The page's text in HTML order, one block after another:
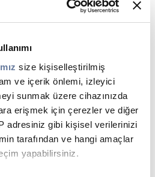
size kişiselleştirilmiş
ve içerik önlemi, izleyici
sunmak üzere cihazınızda
erişmek için çerezler ve diğer
adresiniz gibi kişisel verilerinizi
tarafından ve hangi amaçlar
yapabilirsiniz.
KABLOLARI
İNDİR
KABLOLAR